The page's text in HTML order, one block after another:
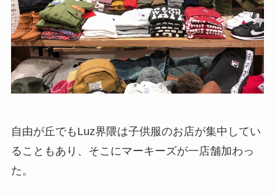
自由が丘でもLuz界隈は子供服のお店が集中してい
ることもあり、そこにマーキーズが一店舗加わっ
た。